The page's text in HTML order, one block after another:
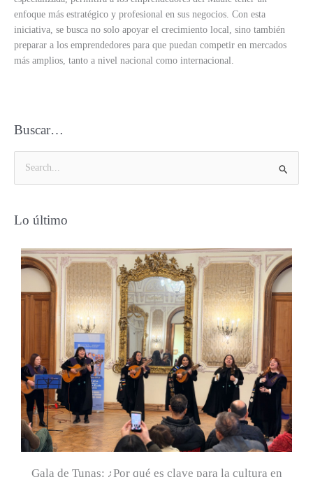
enfoque más estratégico y profesional en sus negocios. Con esta
iniciativa, se busca no solo apoyar el crecimiento local, sino también
preparar a los emprendedores para que puedan competir en mercados
más amplios, tanto a nivel nacional como internacional.
Buscar…
c
Lo último
Gala de Tunas: ¿Por qué es clave para la cultura en